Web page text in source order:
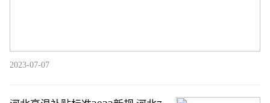
2023-07-07